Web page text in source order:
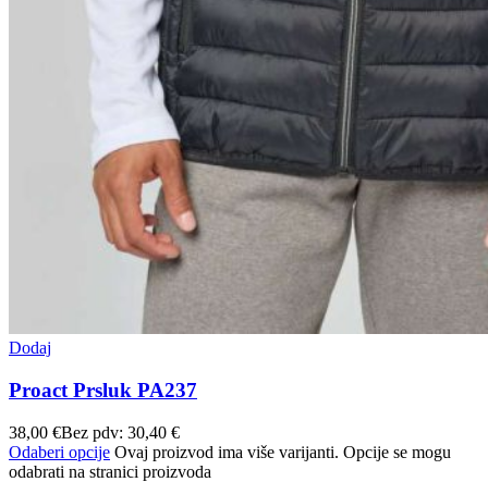
Dodaj
Proact Prsluk PA237
38,00 €Bez pdv: 30,40 €
Odaberi opcije Ovaj proizvod ima više varijanti. Opcije se mogu
odabrati na stranici proizvoda